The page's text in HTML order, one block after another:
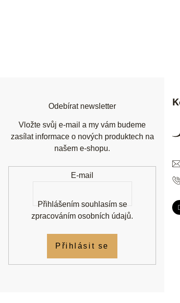
Odebírat newsletter
Vložte svůj e-mail a my vám budeme
zasílat informace o nových produktech na
našem e-shopu.
E-mail
Přihlášením souhlasím se
zpracováním osobních údajů.
Přihlásit se